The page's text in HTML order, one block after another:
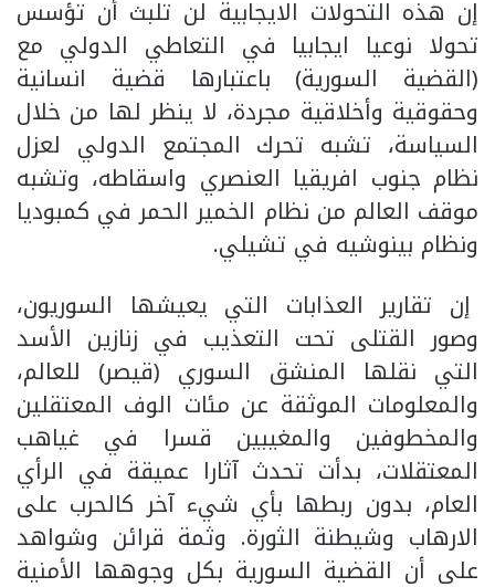
إن هذه التحولات الايجابية لن تلبث أن تؤسس
تحولا نوعيا ايجابيا في التعاطي الدولي مع
(القضية السورية) باعتبارها قضية انسانية
وحقوقية وأخلاقية مجردة، لا ينظر لها من خلال
السياسة، تشبه تحرك المجتمع الدولي لعزل
نظام جنوب افريقيا العنصري واسقاطه، وتشبه
موقف العالم من نظام الخمير الحمر في كمبوديا
ونظام بينوشيه في تشيلي.
إن تقارير العذابات التي يعيشها السوريون،
وصور القتلى تحت التعذيب في زنازين الأسد
التي نقلها المنشق السوري (قيصر) للعالم،
والمعلومات الموثقة عن مئات الوف المعتقلين
والمخطوفين والمغيبين قسرا في غياهب
المعتقلات، بدأت تحدث آثارا عميقة في الرأي
العام، بدون ربطها بأي شيء آخر كالحرب على
الارهاب وشيطنة الثورة. وثمة قرائن وشواهد
على أن القضية السورية بكل وجوهها الأمنية